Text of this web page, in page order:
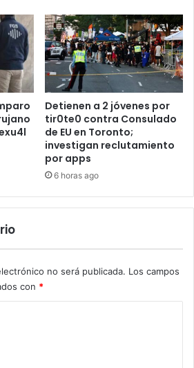
Detienen a 2 jóvenes por
tir0te0 contra Consulado
de EU en Toronto;
investigan reclutamiento
por apps
6 horas ago
no será publicada. Los campos
con *